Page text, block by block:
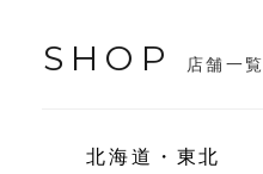
SHOP 店舗一覧
北海道・東北